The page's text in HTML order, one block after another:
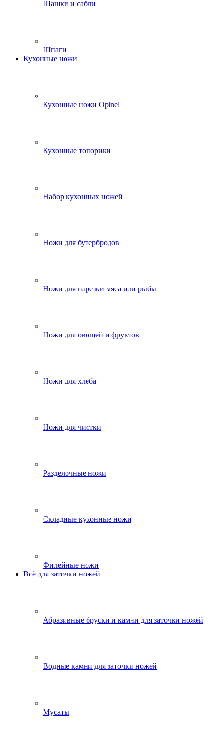
Шашки и сабли
Шпаги
Кухонные ножи
Кухонные ножи Opinel
Кухонные топорики
Набор кухонных ножей
Ножи для бутербродов
Ножи для нарезки мяса или рыбы
Ножи для овощей и фруктов
Ножи для хлеба
Ножи для чистки
Разделочные ножи
Складные кухонные ножи
Филейные ножи
Всё для заточки ножей
Абразивные бруски и камни для заточки ножей
Водные камни для заточки ножей
Мусаты